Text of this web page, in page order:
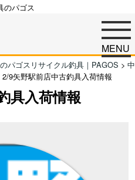
のパゴス
MENU
パゴスリサイクル釣具｜PAGOS > 中
2/9矢野駅前店中古釣具入荷情報
具入荷情報